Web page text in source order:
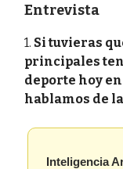
Entrevista
1. Si tuvieras
principales
deporte hoy
hablamos de
Inteligencia